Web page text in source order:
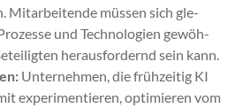
Mitar­bei­t­ende müssen sich gle­
und Tech­nolo­gien gewöh­
her­aus­fordernd sein kann.
Unternehmen, die frühzeit­ig KI
exper­i­men­tieren, opti­mieren vom